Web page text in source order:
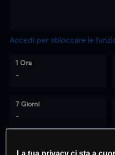
Accedi per sbloccare le
1 Ora
-
7 Giorni
-
La tua privacy ci sta a